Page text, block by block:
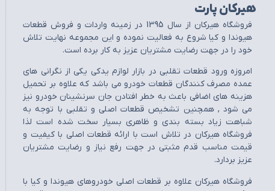
هیرکان پارت
فروشگاه هيرکان از سال 1395 در زمينه واردات و فروش قطعات
هيوندا و کيا شروع به فعاليت نموده و اين مجموعه نهايت تلاش
خود را در جهت رضايت مشتريان عزيز به کار برده است.
امروزه ورود قطعات تقلبي در بازار لوازم يدکي يکي از نگراني هاي
عمده مصرف کنندگان قطعات خودرو مي باشد که علاوه بر تحميل
هزينه هاي اضافي باعث به خطر افتادن جان سرنشينان خودرو نيز
مي شود , همچنين تشخيص قطعات اصلي و تقلبي با توجه به
شباهت زياد بسته بندي و ظاهري بسيار سخت شده است لذا
فروشگاه هيرکان در تلاش است با ارائه قطعات اصلي با کيفيت و
قيمت مناسب قدم مثبتي در جهت رفع نياز و رضايت مشتريان
عزيز بردارد.
فروشگاه هيرکان علاوه بر قطعات اصلي خودروهاي هيوندا و کيا با